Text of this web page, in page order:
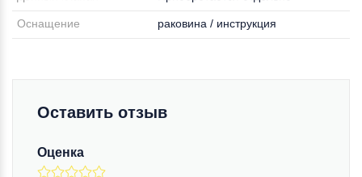
Оснащение раковина / инструкция
Оставить отзыв
Оценка